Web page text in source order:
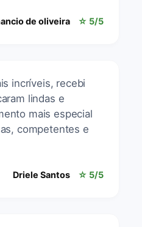
de oliveira ☆ 5/5
incríveis, recebi
lindas e
mais especial
competentes e
Driele Santos ☆ 5/5